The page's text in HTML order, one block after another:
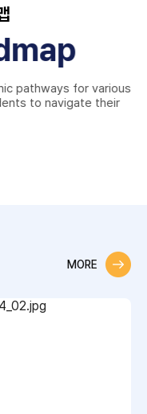
pathways for various
to navigate their
MORE